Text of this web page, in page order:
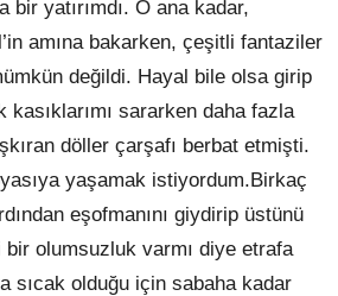
yatırımdı. O ana kadar,
amına bakarken, çeşitli fantaziler
değildi. Hayal bile olsa girip
sararken daha fazla
döller çarşafı berbat etmişti.
yaşamak istiyordum.Birkaç
eşofmanını giydirip üstünü
bir olumsuzluk varmı diye etrafa
sıcak olduğu için sabaha kadar